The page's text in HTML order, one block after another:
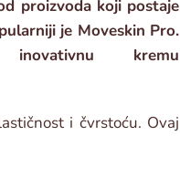
proizvoda koji postaje
je Moveskin Pro.
kremu
i čvrstoću. Ovaj